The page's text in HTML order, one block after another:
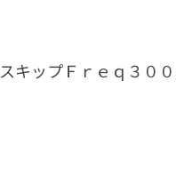
キップＦｒｅｑ３０